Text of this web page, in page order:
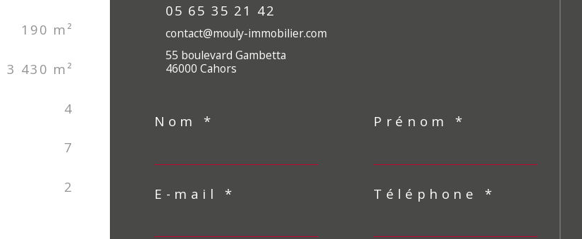
190 m²
3 430 m²
4
7
2
05 65 35 21 42
contact@mouly-immobilier.com
55 boulevard Gambetta
46000 Cahors
Nom * Prénom *
E-mail * Téléphone *